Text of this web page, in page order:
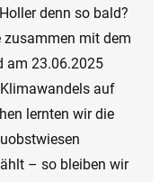
denn so bald?
zusammen mit dem
am 23.06.2025
auf
lernten wir die
– so bleiben wir